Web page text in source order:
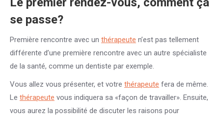
se passe?
Première rencontre avec un thérapeute n’est pas tellement
différente d’une première rencontre avec un autre spécialiste
de la santé, comme un dentiste par exemple.
Vous allez vous présenter, et votre thérapeute fera de même.
Le thérapeute vous indiquera sa «façon de travailler». Ensuite,
vous aurez la possibilité de discuter les raisons pour